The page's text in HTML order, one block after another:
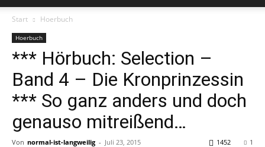
Start Hoerbuch
Hoerbuch
*** Hörbuch: Selection –
Band 4 – Die Kronprinzessin
*** So ganz anders und doch
genauso mitreißend…
Von normal-ist-langweilig - Juli 23, 2015 1
1452